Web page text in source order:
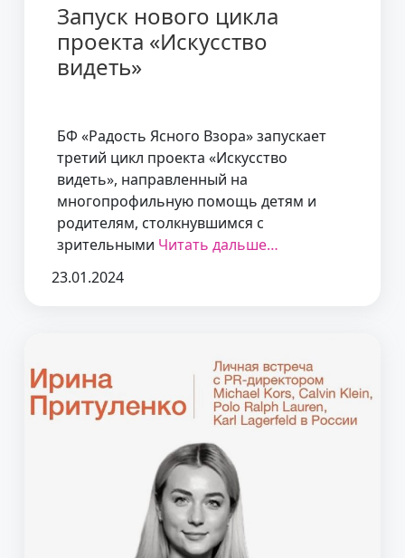
Запуск нового цикла
проекта «Искусство
видеть»
БФ «Радость Ясного Взора» запускает
третий цикл проекта «Искусство
видеть», направленный на
многопрофильную помощь детям и
родителям, столкнувшимся с
зрительными Читать дальше…
23.01.2024